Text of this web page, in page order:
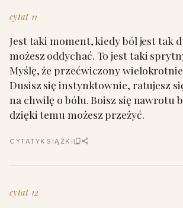
cytat 11
Jest taki moment, kiedy ból jest tak
możesz oddychać. To jest taki
Myślę, że przećwiczony
Dusisz się instynktownie, ratujesz
na chwilę o bólu. Boisz się nawrotu
dzięki temu możesz przeżyć.
CYTATYKSIĄŻKI
cytat 12